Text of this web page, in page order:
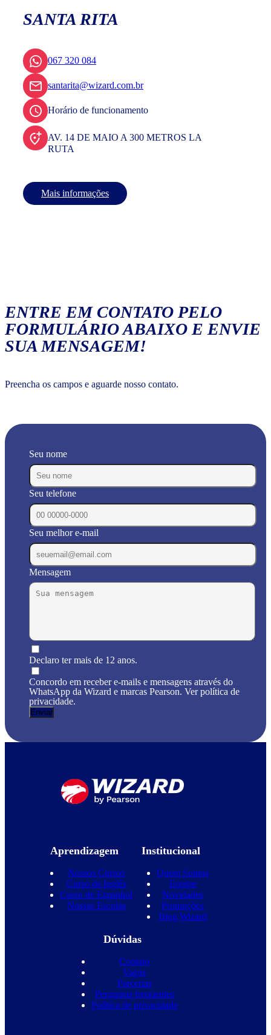
SANTA RITA
067 320 084
santarita@wizard.com.br
Horário de funcionamento
AV. 14 DE MAIO A 300 METROS LA
RUTA
Mais informações
ENTRE EM CONTATO PELO
FORMULÁRIO ABAIXO E ENVIE
SUA MENSAGEM!
Preencha os campos e aguarde nosso contato.
Seu nome
Seu telefone
Seu melhor e-mail
Mensagem
Declaro ter mais de 12 anos.
Concordo em receber e-mails e mensagens através do
WhatsApp da Wizard e marcas Pearson. Ver política de
privacidade.
Aprendizagem
Nossos Cursos
Curso de Inglês
Curso de Espanhol
Nossas Escolas
Institucional
Quem Somos
Equipe
Novidades
Promoções
Blog Wizard
Dúvidas
Contato
Vagas
Parcerias
Perguntas frequentes
Política de privacidade